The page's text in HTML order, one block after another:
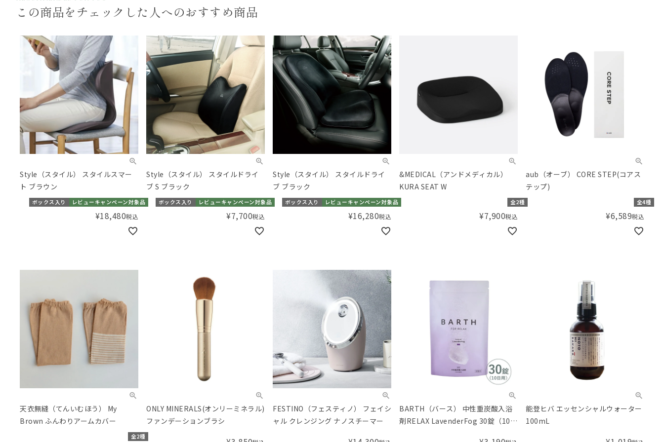
この商品をチェックした 人へのおすすめ商品
Style（スタイル） スタイルスマー
ト ブラウン
ボックス入り レビューキャンペーン対象品
¥18,480税込
Style（スタイル） スタイルドライ
ブ S ブラック
ボックス入り レビューキャンペーン対象品
¥7,700税込
Style（スタイル） スタイルドライ
ブ ブラック
ボックス入り レビューキャンペーン対象品
¥16,280税込
&MEDICAL（アンドメディカル）
KURA SEAT W
全2種
¥7,900税込
aub（オーブ） CORE STEP(コアス
テップ)
全4種
¥6,589税込
天衣無縫（てんいむほう） My
Brown ふんわりアームカバー
全2種
ONLY MINERALS(オンリーミネラル)
ファンデーションブラシ
FESTINO（フェスティノ） フェイシ
ャル クレンジング ナノスチーマー
BARTH（バース） 中性重炭酸入浴
剤RELAX LavenderFog 30錠（10回
能登ヒバ エッセンシャルウォーター
100mL